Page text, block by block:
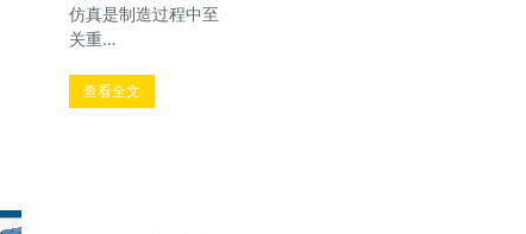
仿真是制造过程中至
关重…
查看全文